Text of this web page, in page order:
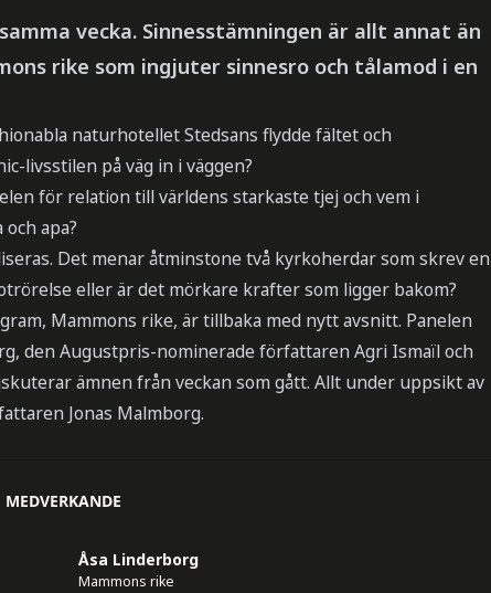
vecka. Sinnesstämningen är allt annat än
rike som ingjuter sinnesro och tålamod i en
naturhotellet Stedsans flydde fältet och
livsstilen på väg in i väggen?
för relation till världens starkaste tjej och vem i
apa?
Det menar åtminstone två kyrkoherdar som skrev en
eller är det mörkare krafter som ligger bakom?
Mammons rike, är tillbaka med nytt avsnitt. Panelen
den Augustpris-nominerade författaren Agri Ismaïl och
ämnen från veckan som gått. Allt under uppsikt av
Jonas Malmborg.
MEDVERKANDE
Åsa Linderborg
Mammons rike